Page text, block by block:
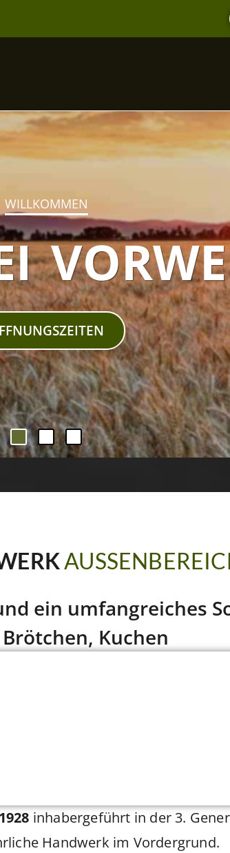
WILLKOMMEN
ein umfangreiches
Kuchen
1928 inhabergeführt in der 3.
Handwerk im Vordergrund.